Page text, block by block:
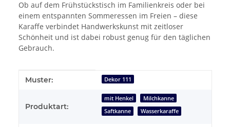
Ob auf dem Frühstückstisch im Familienkreis oder bei
einem entspannten Sommeressen im Freien – diese
Karaffe verbindet Handwerkskunst mit zeitloser
Schönheit und ist dabei robust genug für den täglichen
Gebrauch.
Produkteigenschaft
Wert
Muster: Dekor 111
Produktart:
mit Henkel
Milchkanne
Saftkanne
Wasserkaraffe